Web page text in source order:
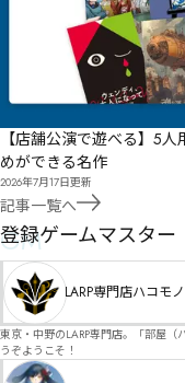
【店舗公演で遊べる】5
めができる名作
2026年7月17日更新
記事一覧へ
GM
登録ゲームマスター
LARP専門店ハコモノ
東京・中野のLARP専門店。「部屋
うぞようこそ！